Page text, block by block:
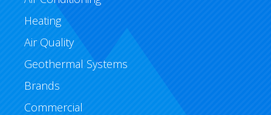
Heating
Air Quality
Geothermal Systems
Brands
Commercial